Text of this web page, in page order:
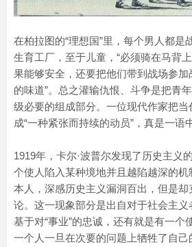
在柏拉图的“理想国”里，每个男人都是
生育工厂，至于儿童，“必须骑在马背
果能够安全，还要把他们带到战场参
的味道”。总之灌输仇恨、斗争是把青
级必要的组成部分。一位现代作家把
成“一种紧张而持续的动员”，真是一语
1919年，卡尔·波普尔发现了历史主义
个使人陷入某种境地并且越陷越深的机
本人，深感历史主义漏洞百出，但是
论。这一现象部分是出自对于社会主
基于对“事业”的忠诚，还有就是有一个
一个人一旦在次要的问题上牺牲了自